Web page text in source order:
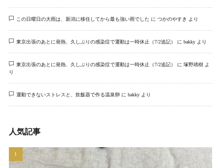
この日曜日の大雨は、新潟に移住してから最も強い雨でした に つかのやすき より
東京出張のあとに発熱、久しぶりの感染症で運動は一時休止（7/2追記） に bakkyより
東京出張のあとに発熱、久しぶりの感染症で運動は一時休止（7/2追記） に 塚野靖樹よ
り
運動できないストレスと、炊飯器で作る温泉卵に bakkyより
人気記事